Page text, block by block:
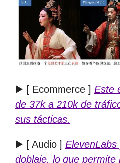
▶️ [ Ecommerce ] Este
de 37k a 210k de
sus tácticas.
▶️ [ Audio ] ElevenLabs
doblaje, lo que permite